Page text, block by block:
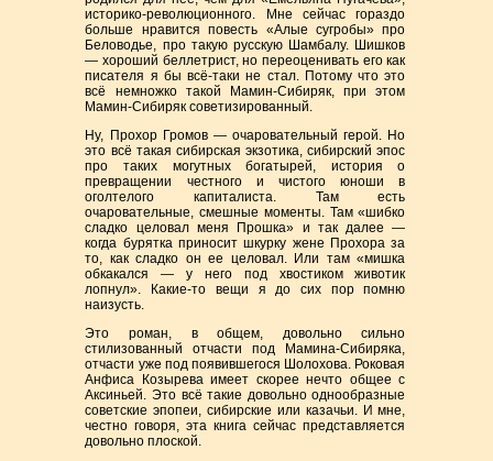
историко-революционного. Мне сейчас гораздо
больше нравится повесть «Алые сугробы» про
Беловодье, про такую русскую Шамбалу. Шишков
— хороший беллетрист, но переоценивать его как
писателя я бы всё-таки не стал. Потому что это
всё немножко такой Мамин-Сибиряк, при этом
Мамин-Сибиряк советизированный.
Ну, Прохор Громов — очаровательный герой. Но
это всё такая сибирская экзотика, сибирский эпос
про таких могутных богатырей, история о
превращении честного и чистого юноши в
оголтелого капиталиста. Там есть
очаровательные, смешные моменты. Там «шибко
сладко целовал меня Прошка» и так далее —
когда бурятка приносит шкурку жене Прохора за
то, как сладко он ее целовал. Или там «мишка
обкакался — у него под хвостиком животик
лопнул». Какие-то вещи я до сих пор помню
наизусть.
Это роман, в общем, довольно сильно
стилизованный отчасти под Мамина-Сибиряка,
отчасти уже под появившегося Шолохова. Роковая
Анфиса Козырева имеет скорее нечто общее с
Аксиньей. Это всё такие довольно однообразные
советские эпопеи, сибирские или казачьи. И мне,
честно говоря, эта книга сейчас представляется
довольно плоской.